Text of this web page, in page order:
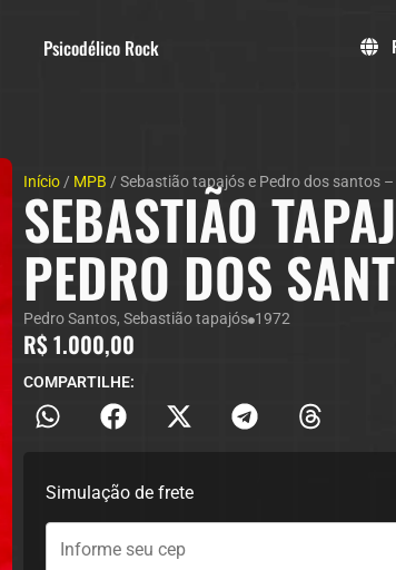
Psicodélico Rock
Início/ MPB / Sebastião tapajós e Pedro dos santos –
SEBASTIÃO
PEDRO DOS
Pedro Santos, Sebastião tapajós 1972
R$1.000,00
COMPARTILHE:
Simulação de frete